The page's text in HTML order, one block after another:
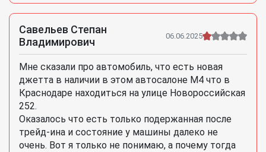
Савельев Степан
Владимирович
06.06.2025
Мне сказали про автомобиль, что есть новая
джетта в наличии в этом автосалоне М4 что в
Краснодаре находиться на улице Новороссийская
252.
Оказалось что есть только подержанная после
трейд-ина и состояние у машины далеко не
очень. Вот я только не понимаю, а почему тогда